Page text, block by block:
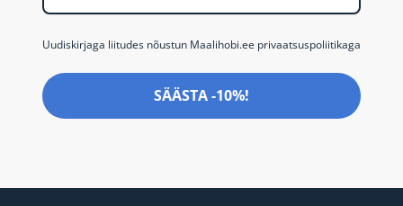
Uudiskirjaga liitudes nõustun Maalihobi.ee privaatsuspoliitikaga
SÄÄSTA -10%!